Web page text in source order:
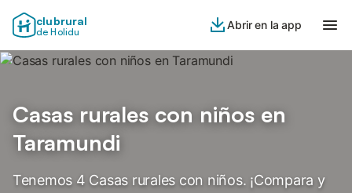
clubrural
de Holidu
Abrir en la app
Casas rurales con niños en
Taramundi
Tenemos 4 Casas rurales con niños. ¡Compara y